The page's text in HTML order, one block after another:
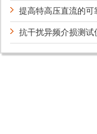
状况提高特高压直流的可
哪些方面考虑？
抗干扰异频介损测试
意事项